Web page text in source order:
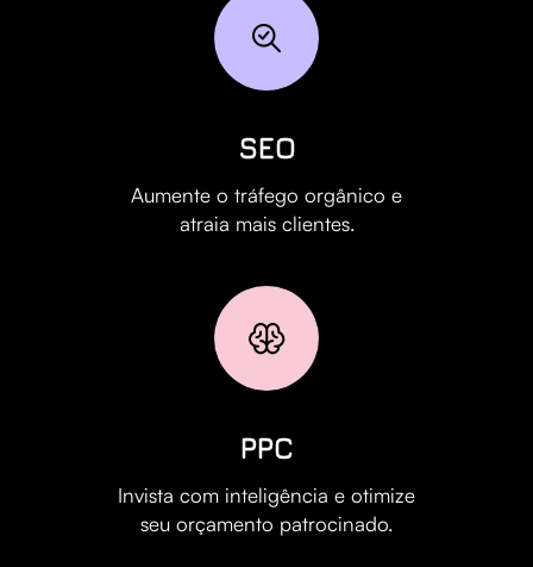
SEO
Aumente o tráfego orgânico e
atraia mais clientes.
PPC
Invista com inteligência e otimize
seu orçamento patrocinado.